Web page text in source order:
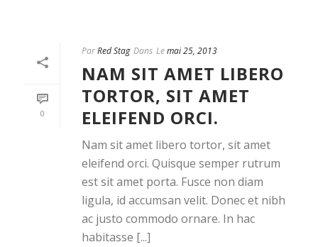
0
ParRed Stag Dans Lemai 25, 2013
NAM SIT AMET LIBERO
TORTOR, SIT AMET
ELEIFEND ORCI.
Nam sit amet libero tortor, sit amet
eleifend orci. Quisque semper rutrum
est sit amet porta. Fusce non diam
ligula, id accumsan velit. Donec et nibh
ac justo commodo ornare. In hac
habitasse [...]